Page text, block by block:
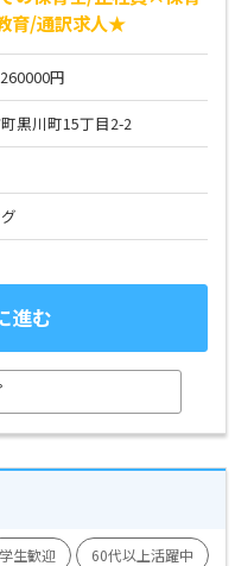
育/通訳求人★
円
黒川町15丁目2-2
進む
学生歓迎
60代以上活躍中